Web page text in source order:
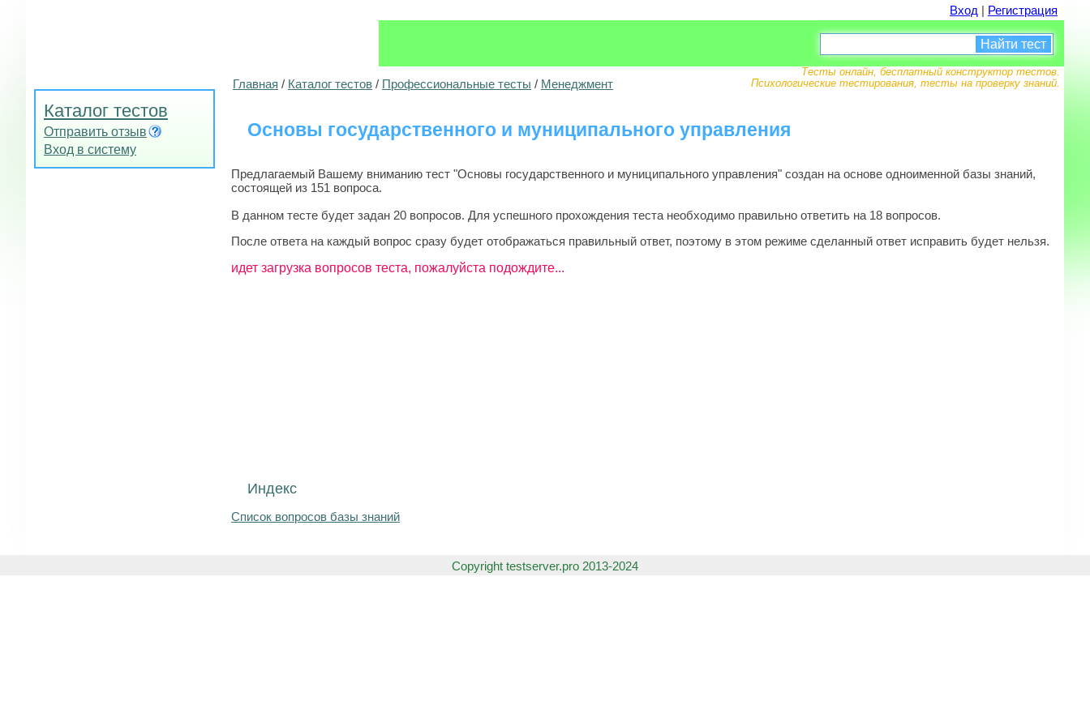
Вход | Регистрация
Тесты онлайн, бесплатный конструктор тестов.
Психологические тестирования, тесты на проверку знаний.
Найти тест
Каталог тестов
Отправить отзыв
Вход в систему
Главная / Каталог тестов / Профессиональные тесты / Менеджмент
Основы государственного и муниципального управления
Предлагаемый Вашему вниманию тест "Основы государственного и муниципального управления" создан на основе одноименной базы знаний,
состоящей из 151 вопроса.
В данном тесте будет задан 20 вопросов. Для успешного прохождения теста необходимо правильно ответить на 18 вопросов.
После ответа на каждый вопрос сразу будет отображаться правильный ответ, поэтому в этом режиме сделанный ответ исправить будет нельзя.
идет загрузка вопросов теста, пожалуйста подождите...
Индекс
Список вопросов базы знаний
Copyright testserver.pro 2013-2024